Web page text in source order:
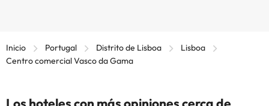
Inicio Portugal Distrito de Lisboa
Lisboa
Centro comercial Vasco da Gama